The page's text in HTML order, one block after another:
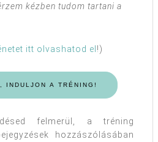
kézben tudom tartani a
itt olvashatod el !)
INDULJON A TRÉNING!
felmerül, a tréning
hozzászólásában